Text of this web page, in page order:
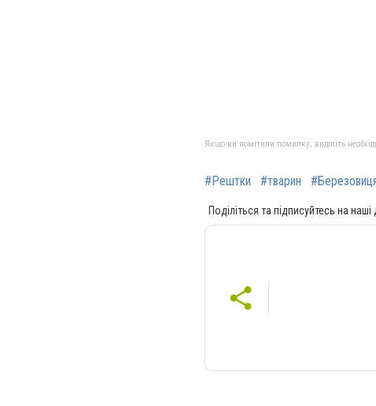
Якщо ви помітили помилку, виділіть
#Рештки #тварин
Поділіться та підписуйтесь на